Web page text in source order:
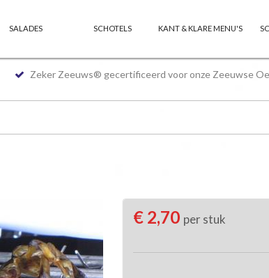
SALADES SCHOTELS KANT & KLARE MENU'S
Zeker Zeeuws® gecertificeerd voor onze Zeeuwse
€ 2,70 per stuk